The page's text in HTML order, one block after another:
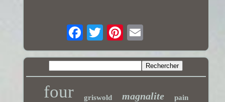
four griswold magnalite pain